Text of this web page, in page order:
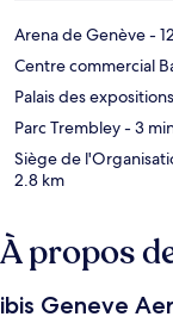
Arena de Genève-
Centre commercial
Palais des
Parc Trembley- 3
Siège de
2.8 km
À propos
ibis Geneve